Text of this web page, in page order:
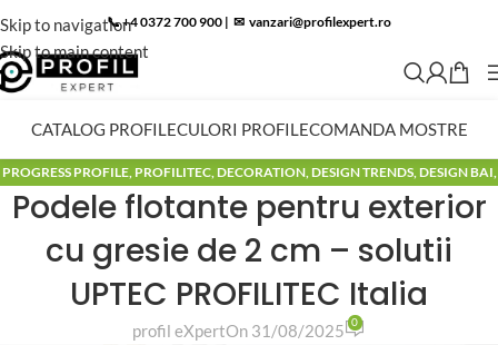
Skip to navigation
Skip to main content
📞 +4 0372 700 900 | ✉︎ vanzari@profilexpert.ro
CATALOG PROFILECULORI PROFILECOMANDA MOSTRE
PROGRESS PROFILE, PROFILITEC,DECORATION,DESIGN TRENDS,DESIGN BAI,
MODELE BAI,BLOG
Podele flotante pentru exterior
cu gresie de 2 cm – solutii
UPTEC PROFILITEC Italia
profil eXpertOn 31/08/2025 0